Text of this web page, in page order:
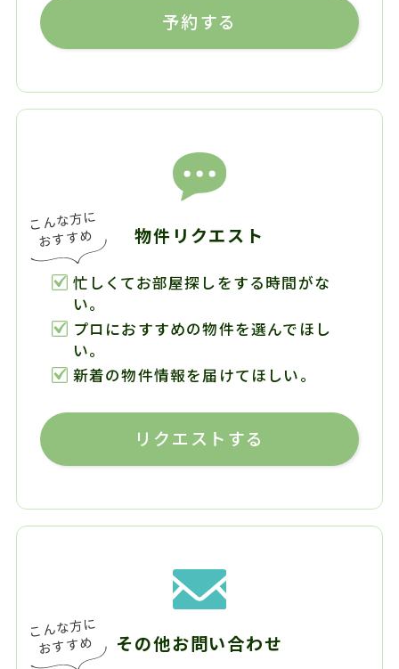
予約する
物件リクエスト
忙しくてお部屋探しをする時間がな
い。
プロにおすすめの物件を選んでほし
い。
新着の物件情報を届けてほしい。
リクエストする
その他お問い合わせ